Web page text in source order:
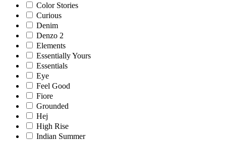
Color Stories
Curious
Denim
Denzo 2
Elements
Essentially Yours
Essentials
Eye
Feel Good
Fiore
Grounded
Hej
High Rise
Indian Summer